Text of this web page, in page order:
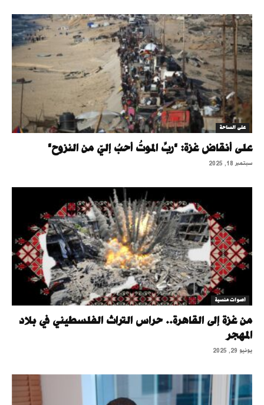
على الساحة
على أنقاض غزة: "ربِّ الموتُ أحبُ إليّ من النزوح"
سبتمبر 18, 2025
أصوات منسية
من غزة إلى القاهرة.. حراس التراث الفلسطيني في بلاد
المهجر
يونيو 29, 2025